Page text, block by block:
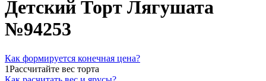
Детский Торт Лягушата
№94253
Как формируется конечная цена?
1Рассчитайте вес торта